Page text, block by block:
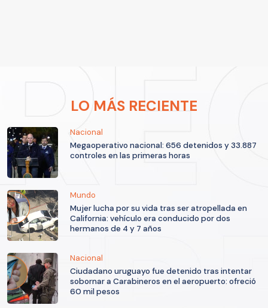
LO MÁS RECIENTE
Nacional
Megaoperativo nacional: 656 detenidos y 33.887
controles en las primeras horas
Mundo
Mujer lucha por su vida tras ser atropellada en
California: vehículo era conducido por dos
hermanos de 4 y 7 años
Nacional
Ciudadano uruguayo fue detenido tras intentar
sobornar a Carabineros en el aeropuerto: ofreció
60 mil pesos